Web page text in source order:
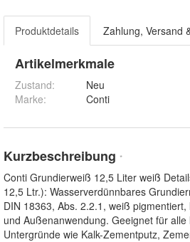
Produktdetails Zahlung, Versand
Artikelmerkmale
Zustand:
Neu
Marke:
Conti
Kurzbeschreibung *
Conti Grundierweiß 12,5 Liter weiß
12,5 Ltr.): Wasserverdünnbares
DIN 18363, Abs. 2.2.1, weiß
und Außenanwendung. Geeignet für
Untergründe wie Kalk-Zementputz,